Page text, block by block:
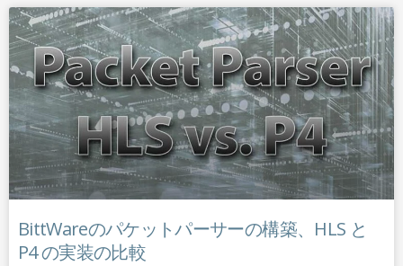
BittWareのパケットパーサーの構築、HLS と
P4 の実装の比較